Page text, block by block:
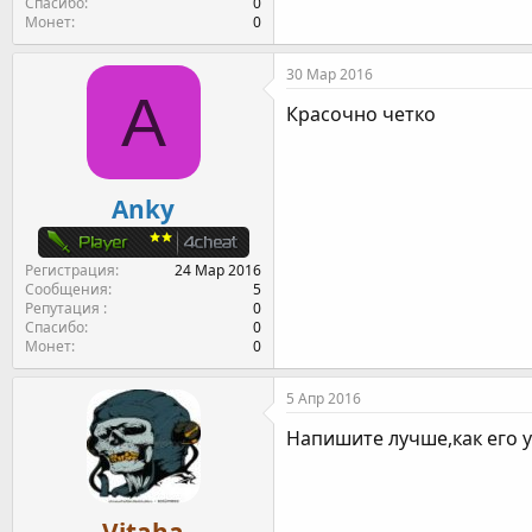
Монет
0
A
Anky
Регистрация
24 Мар 2016
Сообщения
5
Репутация
0
Спасибо
0
Монет
0
30 Мар 2016
Красочно четко
5 Апр 2016
Напишите лучше,как его